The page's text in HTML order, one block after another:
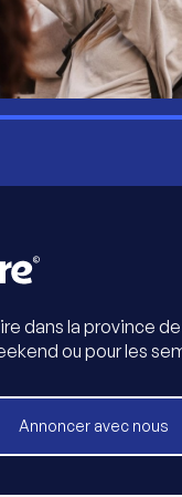
dans la province
ou pour les
Annoncer avec nous